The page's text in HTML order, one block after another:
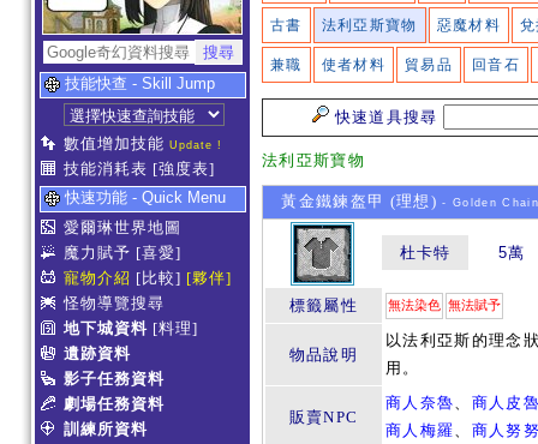
技能快查 - Skill Jump
數值增加技能 Update !
技能消耗表 [強度表]
快速功能 - Quick Menu
愛爾琳世界地圖
魔力賦予 [喜愛]
寵物介紹 [比較] [夥伴]
怪物導覽搜尋
地下城資料 [料理]
遺跡資料
影子任務資料
劇場任務資料
訓練所資料
古書 法利亞斯寶物 惡魔材料
兼職 使者材料 貿易品 回音石
快速道具搜尋
法利亞斯寶物
黃金鐵鍊盔甲 (理想) - Golden
杜卡特 5萬
標籤屬性 無法染色 無法賦予
物品說明
以法利亞斯的理念
用。
販賣NPC
商人奈魯、 商人皮
商人梅羅、 商人努